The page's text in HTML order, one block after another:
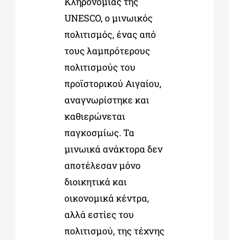
UNESCO, ο μινωικός
πολιτισμός, ένας από
τους λαμπρότερους
πολιτισμούς του
προϊστορικού Αιγαίου,
αναγνωρίστηκε και
καθιερώνεται
παγκοσμίως. Τα
μινωικά ανάκτορα δεν
αποτέλεσαν μόνο
διοικητικά και
οικονομικά κέντρα,
αλλά εστίες του
πολιτισμού, της τέχνης